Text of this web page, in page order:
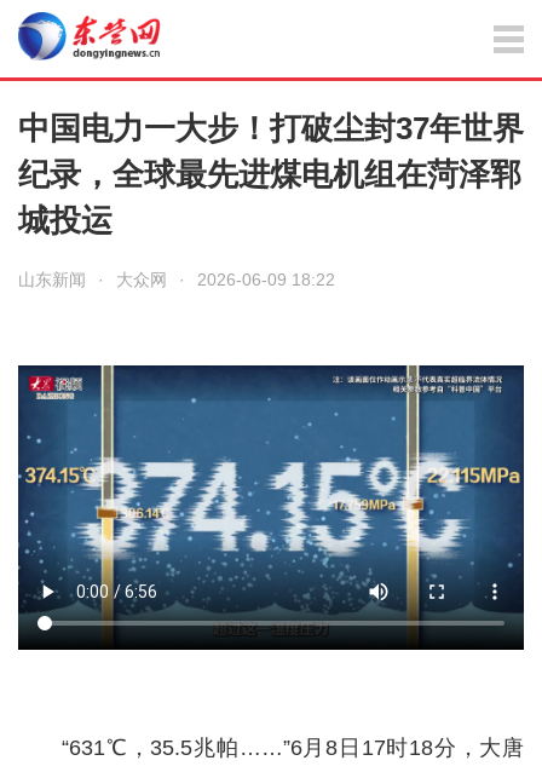
中国电力一大步！打破尘封37年世界
纪录，全球最先进煤电机组在菏泽郓
城投运
山东新闻 · 大众网 · 2026-06-09 18:22
“631℃，35.5兆帕……”6月8日17时18分，大唐